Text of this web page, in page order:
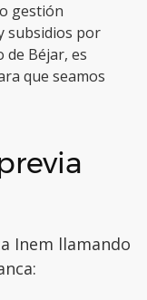
gestión
subsidios por
de Béjar, es
que seamos
Inem llamando